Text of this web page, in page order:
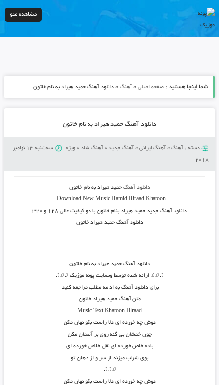
مشاهده منو
شما اینجا هستید : صفحه اصلی» آهنگ» دانلود آهنگ حمید هیراد به نام خاتون
دانلود آهنگ حمید هیراد به نام خاتون
دسته : آهنگ» آهنگ ایرانی» آهنگ جدید» آهنگ شاد» ویژه
سه‌شنبه 13 نوامبر
2018
دانلود آهنگ حمید هیراد به نام خاتون
Download New Music Hamid Hiraad Khatoon
دانلود آهنگ جدیدحمید هیراد بنام خاتونبا دو کیفیت عالی ۱۲۸ و ۳۲۰
دانلود آهنگ حمید هیراد خاتون
دانلود آهنگ حمید هیراد به نام خاتون
♫♫♫ ارائه شده توسط وبسایت پونه موزیک ♫♫♫
برای دانلود آهنگ به ادامه مطلب مراجعه کنید
متن آهنگ حمید هیراد خاتون
Music TextKhatoon Hiraad
دوش چه خورده ای دلا راست بگو نهان مکن
چون خمشان بی گنه روی بر آسمان مکن
باده خاص خورده ای نقل خلاص خورده ای
بوی شراب میزند از سر و از دهان تو
♫♫♫
دوش چه خورده ای دلا راست بگو نهان مکن